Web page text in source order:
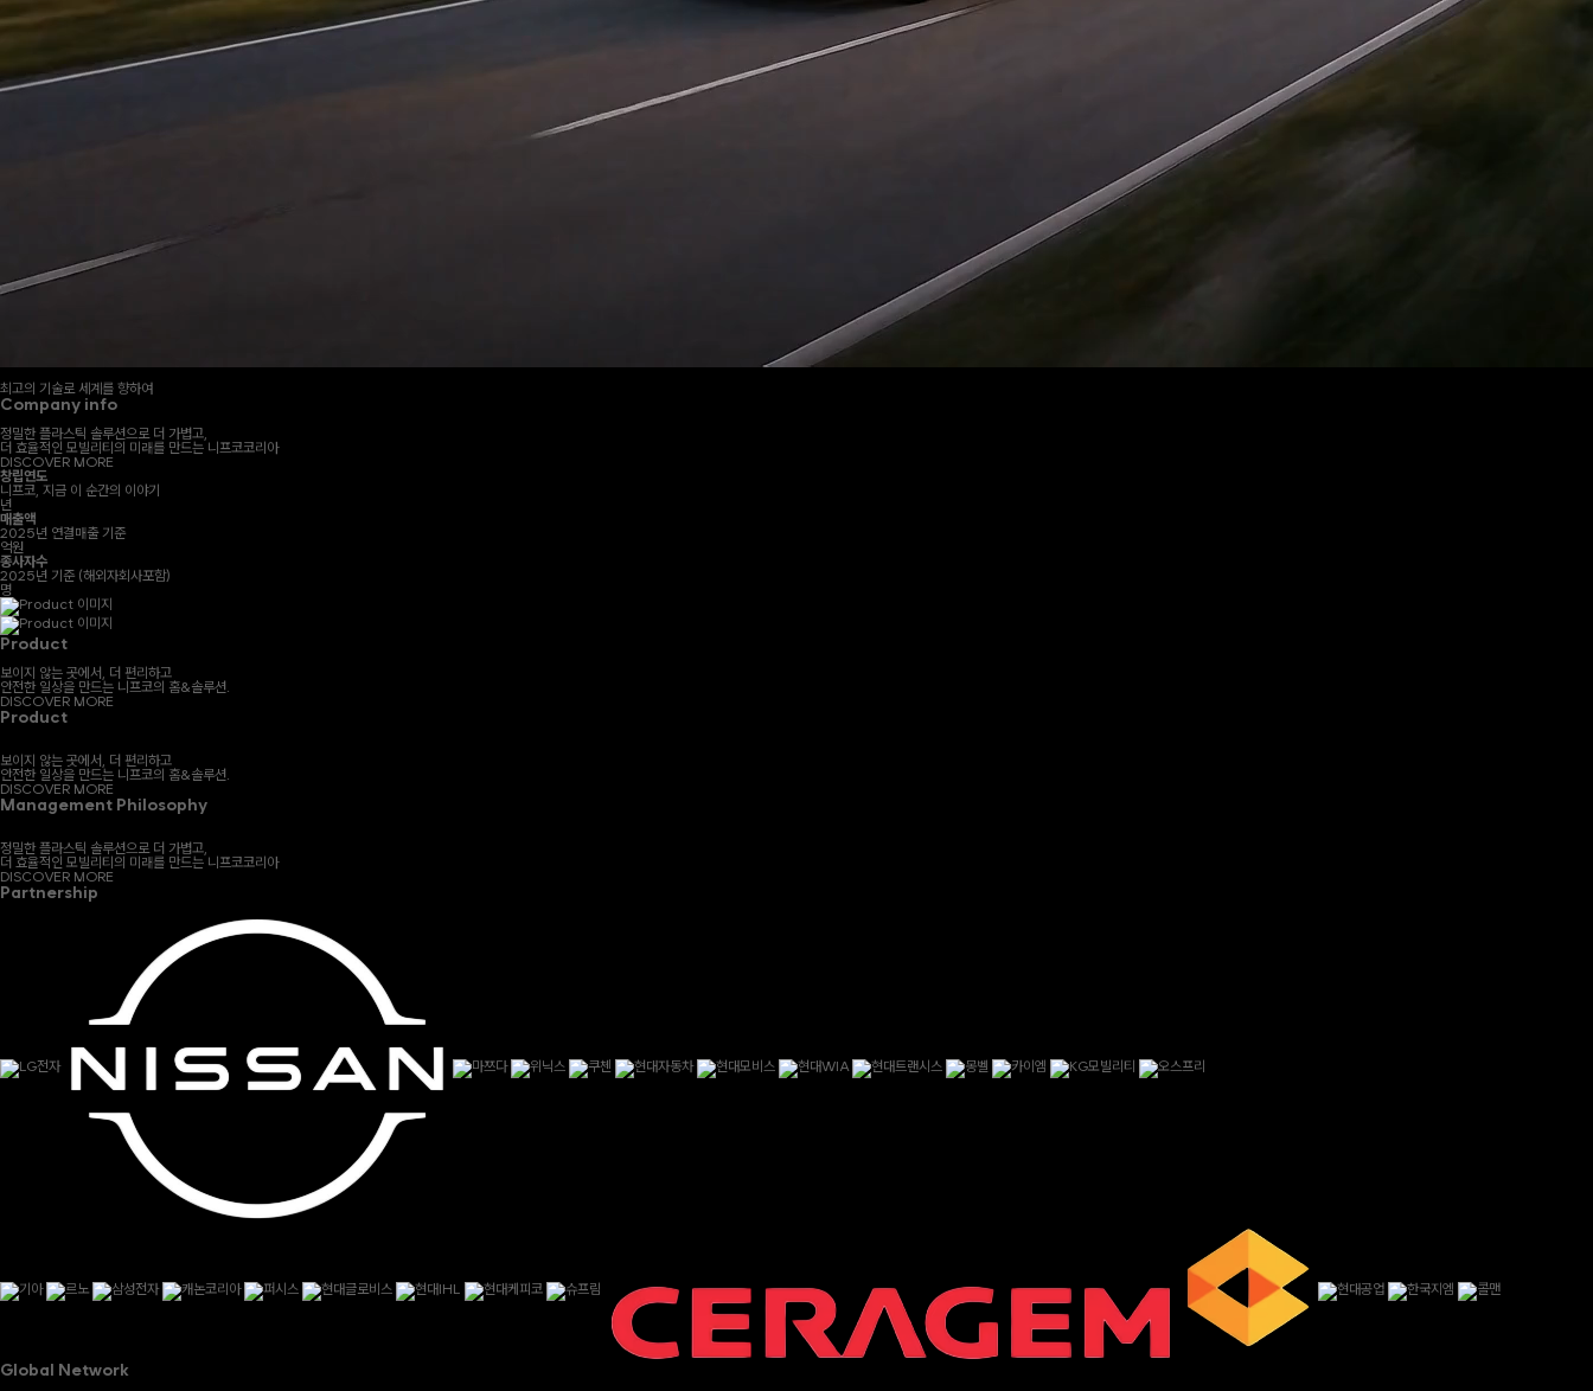
최고의 기술로 세계를 향하여
Company info
정밀한 플라스틱 솔루션으로 더 가볍고,
더 효율적인 모빌리티의 미래를 만드는 니프코코리아
DISCOVER MORE
창립연도
니프코, 지금 이 순간의 이야기
년
매출액
2025년 연결매출 기준
억원
종사자수
2025년 기준 (해외자회사포함)
명
Product
보이지 않는 곳에서, 더 편리하고
안전한 일상을 만드는 니프코의 홈&솔루션.
DISCOVER MORE
Product
보이지 않는 곳에서, 더 편리하고
안전한 일상을 만드는 니프코의 홈&솔루션.
DISCOVER MORE
Management Philosophy
정밀한 플라스틱 솔루션으로 더 가볍고,
더 효율적인 모빌리티의 미래를 만드는 니프코코리아
DISCOVER MORE
Partnership
Global Network